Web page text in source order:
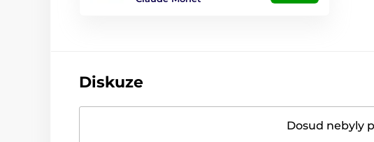
Diskuze
Dosud nebyly